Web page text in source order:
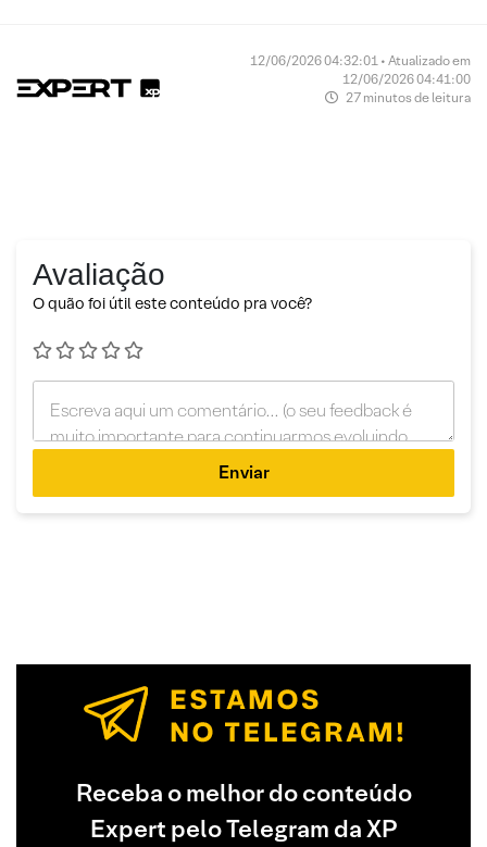
12/06/2026 04:32:01 • Atualizado em
12/06/2026 04:41:00
27 minutos de leitura
Avaliação
O quão foi útil este conteúdo pra você?
Enviar
Receba o melhor do conteúdo
Expert pelo Telegram da XP